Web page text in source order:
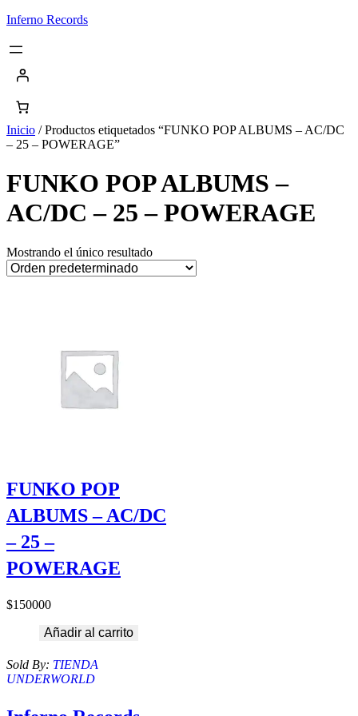
Saltar
contenido
Inferno Records
Inicio / Productos etiquetados “FUNKO POP ALBUMS – AC/DC
– 25 – POWERAGE”
FUNKO POP ALBUMS –
AC/DC – 25 – POWERAGE
Mostrando el único resultado
FUNKO POP
ALBUMS – AC/DC
– 25 –
POWERAGE
$150000
Añadir al carrito
Sold By: TIENDA
UNDERWORLD